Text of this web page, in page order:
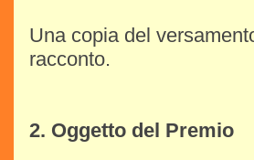
Una copia del
racconto.
2. Oggetto del Premio